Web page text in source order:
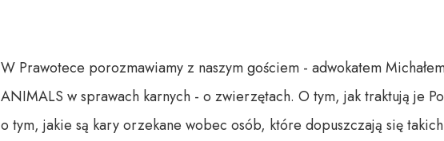
W Prawotece porozmawiamy z naszym gościem - adwokatem
ANIMALS w sprawach karnych - o zwierzętach. O tym, jak traktują je
o tym, jakie są kary orzekane wobec osób, które dopuszczają się